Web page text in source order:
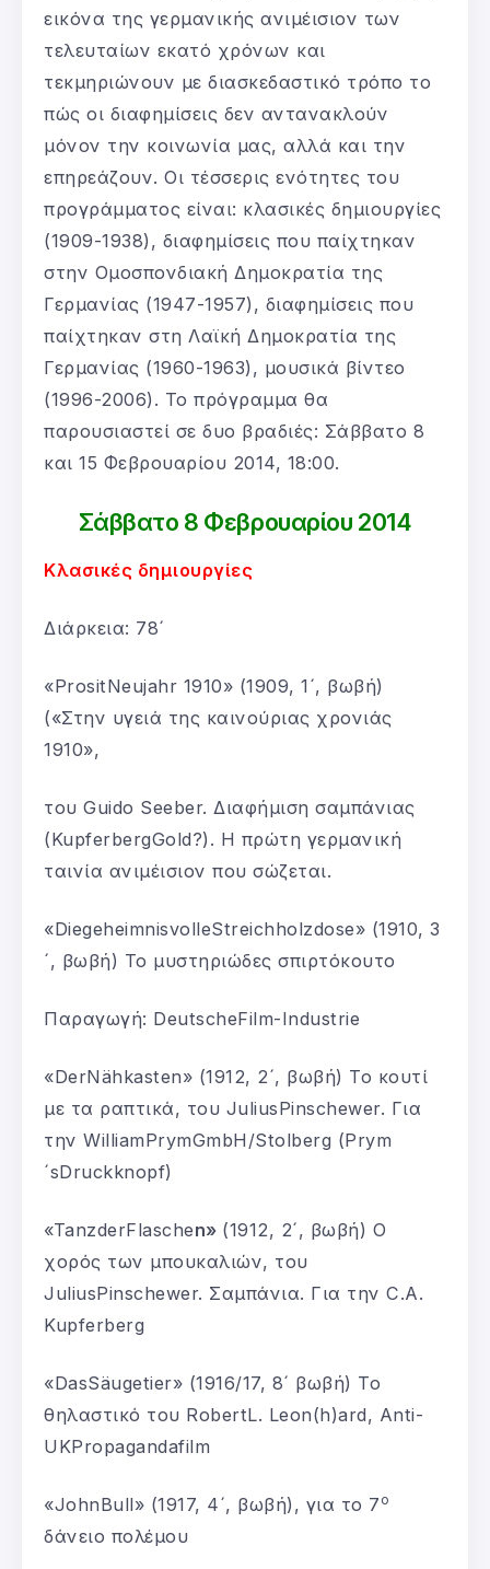
εικόνα της γερμανικής ανιμέισιον των
τελευταίων εκατό χρόνων και
τεκμηριώνουν με διασκεδαστικό τρόπο το
πώς οι διαφημίσεις δεν αντανακλούν
μόνον την κοινωνία μας, αλλά και την
επηρεάζουν. Οι τέσσερις ενότητες του
προγράμματος είναι: κλασικές δημιουργίες
(1909-1938), διαφημίσεις που παίχτηκαν
στην Ομοσπονδιακή Δημοκρατία της
Γερμανίας (1947-1957), διαφημίσεις που
παίχτηκαν στη Λαϊκή Δημοκρατία της
Γερμανίας (1960-1963), μουσικά βίντεο
(1996-2006). Το πρόγραμμα θα
παρουσιαστεί σε δυο βραδιές: Σάββατο 8
και 15 Φεβρουαρίου 2014, 18:00.
Σάββατο 8 Φεβρουαρίου 2014
Κλασικές δημιουργίες
Διάρκεια: 78´
«PrositNeujahr 1910» (1909, 1´, βωβή)
(«Στην υγειά της καινούριας χρονιάς
1910»,
του Guido Seeber. Διαφήμιση σαμπάνιας
(KupferbergGold?). Η πρώτη γερμανική
ταινία ανιμέισιον που σώζεται.
«DiegeheimnisvolleStreichholzdose» (1910, 3
´, βωβή) Το μυστηριώδες σπιρτόκουτο
Παραγωγή: DeutscheFilm-Industrie
«DerNähkasten» (1912, 2´, βωβή) Το κουτί
με τα ραπτικά, του JuliusPinschewer. Για
την WilliamPrymGmbH/Stolberg (Prym
´sDruckknopf)
«TanzderFlaschen» (1912, 2´, βωβή) Ο
χορός των μπουκαλιών, του
JuliusPinschewer. Σαμπάνια. Για την C.A.
Kupferberg
«DasSäugetier» (1916/17, 8´ βωβή) Το
θηλαστικό του RobertL. Leon(h)ard, Anti-
UKPropagandafilm
«JohnBull» (1917, 4´, βωβή), για το 7 ο
δάνειο πολέμου